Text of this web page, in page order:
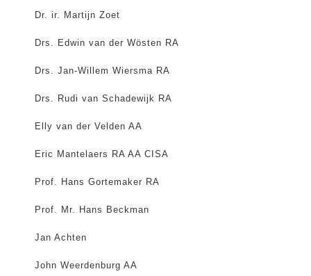
Dr. ir. Martijn Zoet
Drs. Edwin van der Wösten RA
Drs. Jan-Willem Wiersma RA
Drs. Rudi van Schadewijk RA
Elly van der Velden AA
Eric Mantelaers RA AA CISA
Prof. Hans Gortemaker RA
Prof. Mr. Hans Beckman
Jan Achten
John Weerdenburg AA